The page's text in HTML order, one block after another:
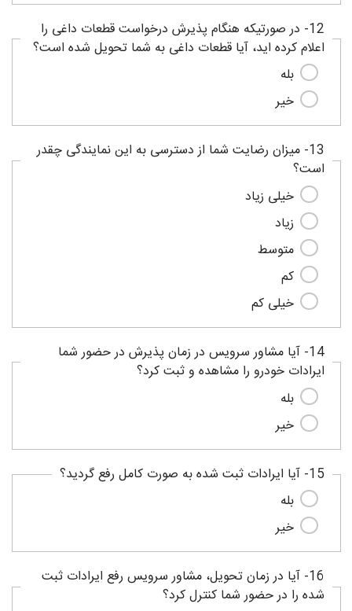
12- در صورتیکه هنگام پذیرش درخواست قطعات داغی را
اعلام کرده اید، آیا قطعات داغی به شما تحویل شده است؟
بله
خیر
13- میزان رضایت شما از دسترسی به این نمایندگی چقدر
است؟
خیلی زیاد
زیاد
متوسط
کم
خیلی کم
14- آیا مشاور سرویس در زمان پذیرش در حضور شما
ایرادات خودرو را مشاهده و ثبت کرد؟
بله
خیر
15- آیا ایرادات ثبت شده به صورت کامل رفع گردید؟
بله
خیر
16- آیا در زمان تحویل، مشاور سرویس رفع ایرادات ثبت
شده را در حضور شما کنترل کرد؟